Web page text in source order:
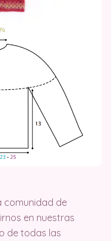
comunidad de
en nuestras
de todas las